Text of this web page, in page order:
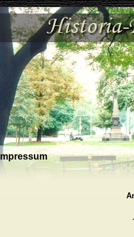
Impressum